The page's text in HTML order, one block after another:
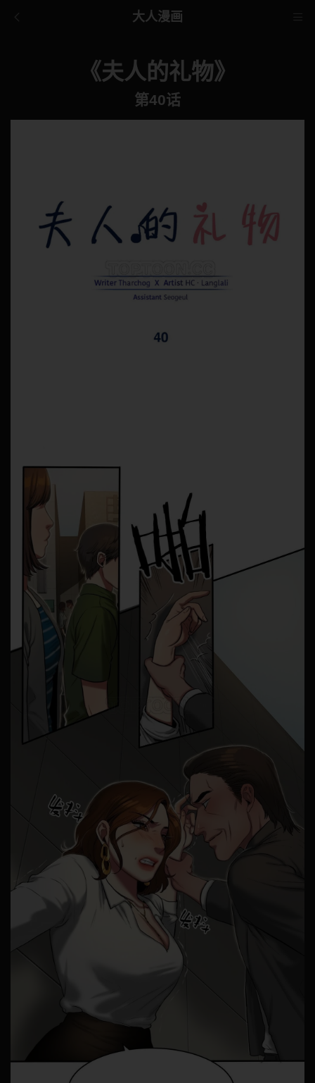
大人漫画
《夫人的礼物》
第40话